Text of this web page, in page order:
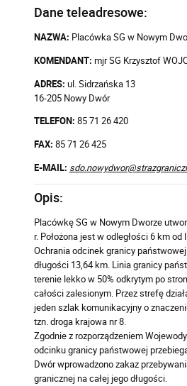
Dane teleadresowe:
NAZWA: Placówka SG w Nowym
KOMENDANT: mjr SG Krzysztof
ADRES: ul. Sidrzańska 13
16-205 Nowy Dwór
TELEFON: 85 71 26 420
FAX: 85 71 26 425
E-MAIL:
Opis:
Placówkę SG w Nowym Dworze
r. Położona jest w odległości 6 km
Ochrania odcinek granicy
długości 13,64 km. Linia granicy
terenie lekko w 50% odkrytym po
całości zalesionym. Przez strefę
jeden szlak komunikacyjny o
tzn. droga krajowa nr 8.
Zgodnie z rozporządzeniem
odcinku granicy państwowej
Dwór wprowadzono zakaz
granicznej na całej jego długości.